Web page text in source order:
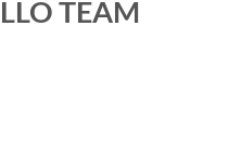
TEAM